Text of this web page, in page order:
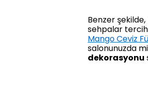
Benzer
sehpalar
Mango Ceviz
salonunuzda
dekorasyonu